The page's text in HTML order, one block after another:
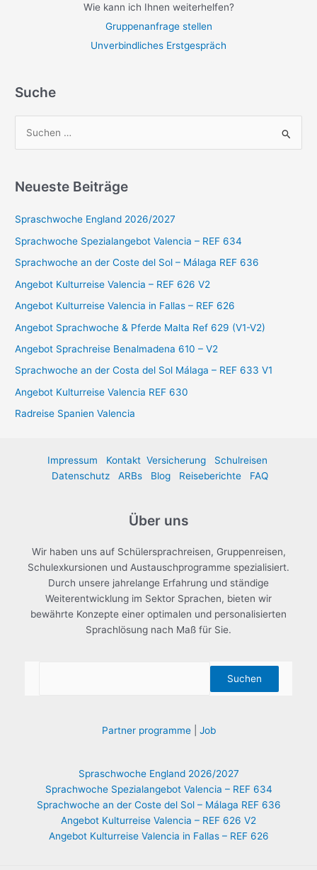
Wie kann ich Ihnen weiterhelfen?
Gruppenanfrage stellen
Unverbindliches Erstgespräch
Suche
h
a
c
h
:
Neueste Beiträge
Spraschwoche England 2026/2027
Sprachwoche Spezialangebot Valencia – REF 634
Sprachwoche an der Coste del Sol – Málaga REF 636
Angebot Kulturreise Valencia – REF 626 V2
Angebot Kulturreise Valencia in Fallas – REF 626
Angebot Sprachwoche & Pferde Malta Ref 629 (V1-V2)
Angebot Sprachreise Benalmadena 610 – V2
Sprachwoche an der Costa del Sol Málaga – REF 633 V1
Angebot Kulturreise Valencia REF 630
Radreise Spanien Valencia
Impressum Kontakt Versicherung
Schulreisen
Datenschutz
ARBs Blog Reiseberichte FAQ
Über uns
Wir haben uns auf Schülersprachreisen, Gruppenreisen,
Schulexkursionen und Austauschprogramme spezialisiert.
Durch unsere jahrelange Erfahrung und ständige
Weiterentwicklung im Sektor Sprachen, bieten wir
bewährte Konzepte einer optimalen und personalisierten
Sprachlösung nach Maß für Sie.
Suchen
Partner programme| Job
Spraschwoche England 2026/2027
Sprachwoche Spezialangebot Valencia – REF 634
Sprachwoche an der Coste del Sol – Málaga REF 636
Angebot Kulturreise Valencia – REF 626 V2
Angebot Kulturreise Valencia in Fallas – REF 626